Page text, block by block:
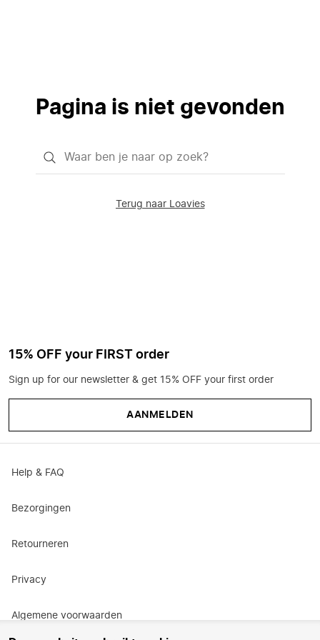
Pagina is niet gevonden
Waar
Terug naar Loavies
15% OFF your FIRST order
Sign up for our newsletter & get 15% OFF your first order
AANMELDEN
Help & FAQ
Bezorgingen
Retourneren
Privacy
Algemene voorwaarden